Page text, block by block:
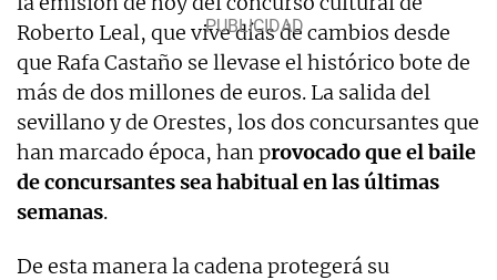
Roberto Leal, que vive días de cambios desde
que Rafa Castaño se llevase el histórico bote de
más de dos millones de euros. La salida del
sevillano y de Orestes, los dos concursantes que
han marcado época, han provocado que el baile
de concursantes sea habitual en las últimas
semanas.
De esta manera la cadena protegerá su